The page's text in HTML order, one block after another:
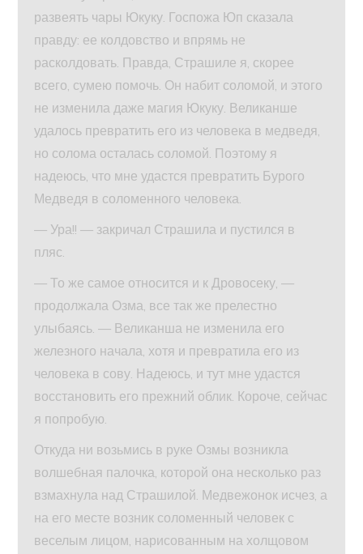
развеять чары Юкуку. Госпожа Юп сказала
правду: ее колдовство и впрямь не
расколдовать. Правда, Страшиле я, скорее
всего, сумею помочь. Он набит соломой, и этого
не изменила даже магия Юкуку. Великанше
удалось превратить его из человека в медведя,
но солома осталась соломой. Поэтому я
надеюсь, что мне удастся превратить Бурого
Медведя в соломенного человека.
— Ура!! — закричал Страшила и пустился в
пляс.
— То же самое относится и к Дровосеку, —
продолжала Озма, все так же прелестно
улыбаясь. — Великанша не изменила его
железного начала, хотя и превратила его из
человека в сову. Надеюсь, и тут мне удастся
восстановить его прежний облик. Короче, сейчас
я попробую.
Откуда ни возьмись в руке Озмы возникла
волшебная палочка, которой она несколько раз
взмахнула над Страшилой. Медвежонок исчез, а
на его месте возник соломенный человек с
веселым лицом, нарисованным на холщовом